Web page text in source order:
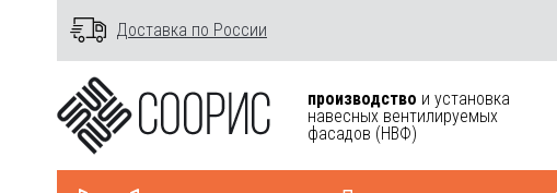
Доставка по России
производство и установка
навесных вентилируемых
фасадов (НВФ)